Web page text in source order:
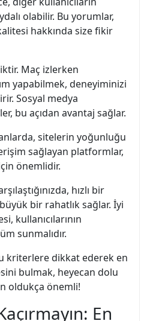
olabilir. Bu yorumlar,
hakkında size fikir
Maç izlerken
yapabilmek, deneyiminizi
Sosyal medya
bu açıdan avantaj sağlar.
sitelerin yoğunluğu
sağlayan platformlar,
önemlidir.
hızlı bir
bir rahatlık sağlar. İyi
kullanıcılarının
sunmalıdır.
kriterlere dikkat ederek en
bulmak, heyecan dolu
oldukça önemli!
En